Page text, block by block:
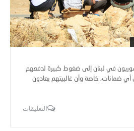
في لبنان إلى ضغوط كبيرة لدفعهم
ضمانات، خاصة وأن غالبيتهم يعادون
التعليقات